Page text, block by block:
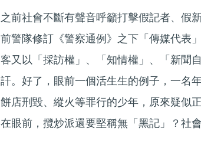
之前社會不斷有聲音呼籲打擊假記者、假
前警隊修訂《警察通例》之下「傳媒代表
客又以「採訪權」、「知情權」、「新聞
訐。好了，眼前一個活生生的例子，一名
餅店刑毀、縱火等罪行的少年，原來疑似
在眼前，攬炒派還要堅稱無「黑記」？社